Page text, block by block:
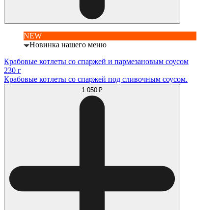
NEW
Новинка нашего меню
Крабовые котлеты со спаржей и пармезановым соусом
230 г
Крабовые котлеты со спаржей под сливочным соусом.
1 050 ₽